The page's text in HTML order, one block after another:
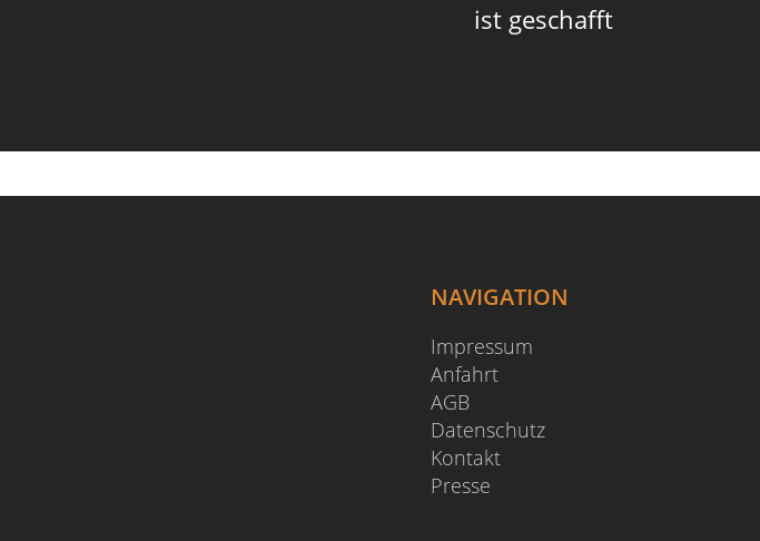
ist geschafft
NAVIGATION
Impressum
Anfahrt
AGB
Datenschutz
Kontakt
Presse